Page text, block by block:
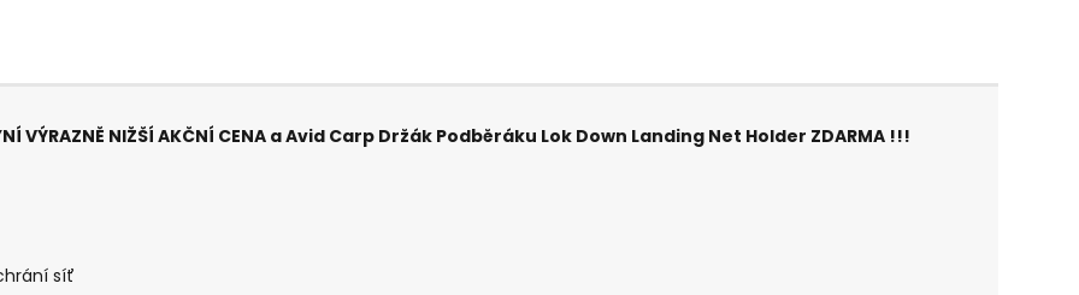
NIŽŠÍ AKČNÍ CENA aAvid Carp Držák Podběráku Lok Down Landing Net Holder ZDARMA !!!
síť